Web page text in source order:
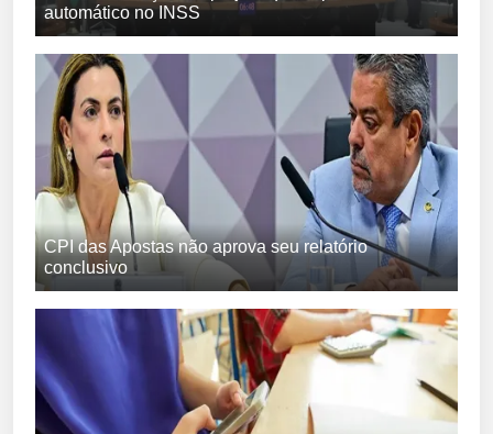
automático no INSS
CPI das Apostas não aprova seu relatório
conclusivo